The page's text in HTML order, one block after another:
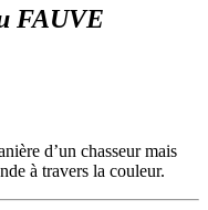
FAUVE
d’un chasseur mais
à travers la couleur.